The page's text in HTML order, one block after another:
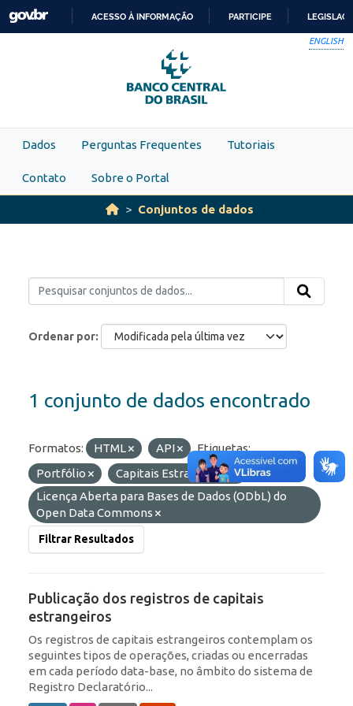
Skip to main content
PARA
O
CONTEÚDO
ACESSO À INFORMAÇÃO PARTICIPE
ENGLISH
Dados Perguntas Frequentes Tutoriais
Contato Sobre o Portal
Conjuntos de dados
Ordenar por
1 conjunto de dados encontrado
Formatos: HTML API
Etiquetas:
Portfólio
Capitais Estrangeiros
Licenças:
Licença Aberta para Bases de Dados (ODbL) do
Open Data Commons
Filtrar Resultados
Publicação dos registros de capitais
estrangeiros
Os registros de capitais estrangeiros contemplam os
seguintes tipos de operações, criadas ou encerradas
em cada período data-base, no âmbito do sistema de
Registro Declaratório...